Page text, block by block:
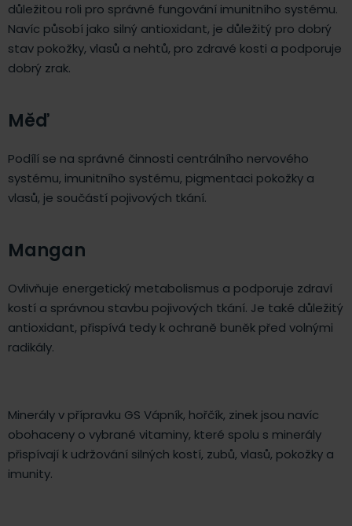
důležitou roli pro správné fungování imunitního systému.
Navíc působí jako silný antioxidant, je důležitý pro dobrý
stav pokožky, vlasů a nehtů, pro zdravé kosti a podporuje
dobrý zrak.
Měď
Podílí se na správné činnosti centrálního nervového
systému, imunitního systému, pigmentaci pokožky a
vlasů, je součástí pojivových tkání.
Mangan
Ovlivňuje energetický metabolismus a podporuje zdraví
kostí a správnou stavbu pojivových tkání. Je také důležitý
antioxidant, přispívá tedy k ochraně buněk před volnými
radikály.
Minerály v přípravku GS Vápník, hořčík, zinek jsou navíc
obohaceny o vybrané vitaminy, které spolu s minerály
přispívají k udržování silných kostí, zubů, vlasů, pokožky a
imunity.